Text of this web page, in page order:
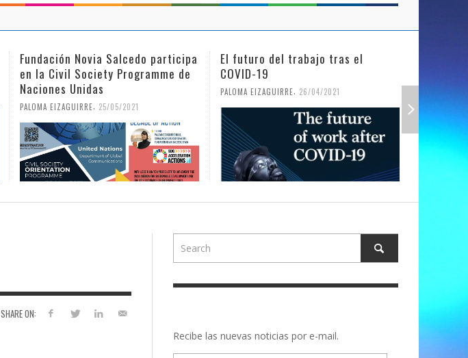
Fundación Novia Salcedo participa
en la Civil Society Programme de
Naciones Unidas
PALOMA EIZAGUIRRE 25/05/2021
El futuro del trabajo tras el
COVID-19
PALOMA EIZAGUIRRE 26/04/2021
SHARE ON:
Recibe las nuevas noticias por e-mail.